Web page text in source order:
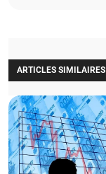
ARTICLES SIMILAIRES